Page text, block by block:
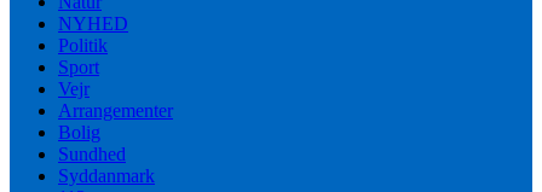
NYHED
Politik
Sport
Vejr
Arrangementer
Bolig
Sundhed
Syddanmark